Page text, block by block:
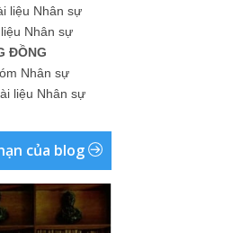
liệu Nhân sự
Nhân sự
ĐỒNG
Nhân sự
liệu Nhân sự
của blog